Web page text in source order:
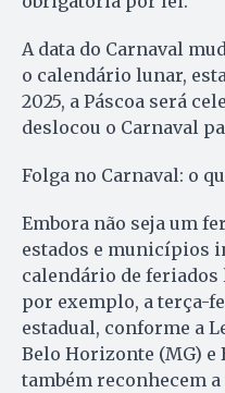
A data do Carnaval
o calendário lunar,
2025, a Páscoa será
deslocou o Carnaval
Folga no Carnaval: o
Embora não seja um
estados e municípios
calendário de feriados
por exemplo, a terça-
estadual, conforme a
Belo Horizonte (MG) e
também reconhecem